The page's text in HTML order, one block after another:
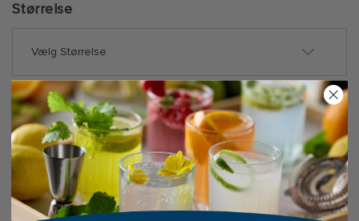
Størrelse
Vælg Størrelse
- + VÆLG VARIANT
GRATIS FRAGT
over 499 DKK
E-MÆRKET
certificeret
HURTIG LEVERING
1-3 hverdage